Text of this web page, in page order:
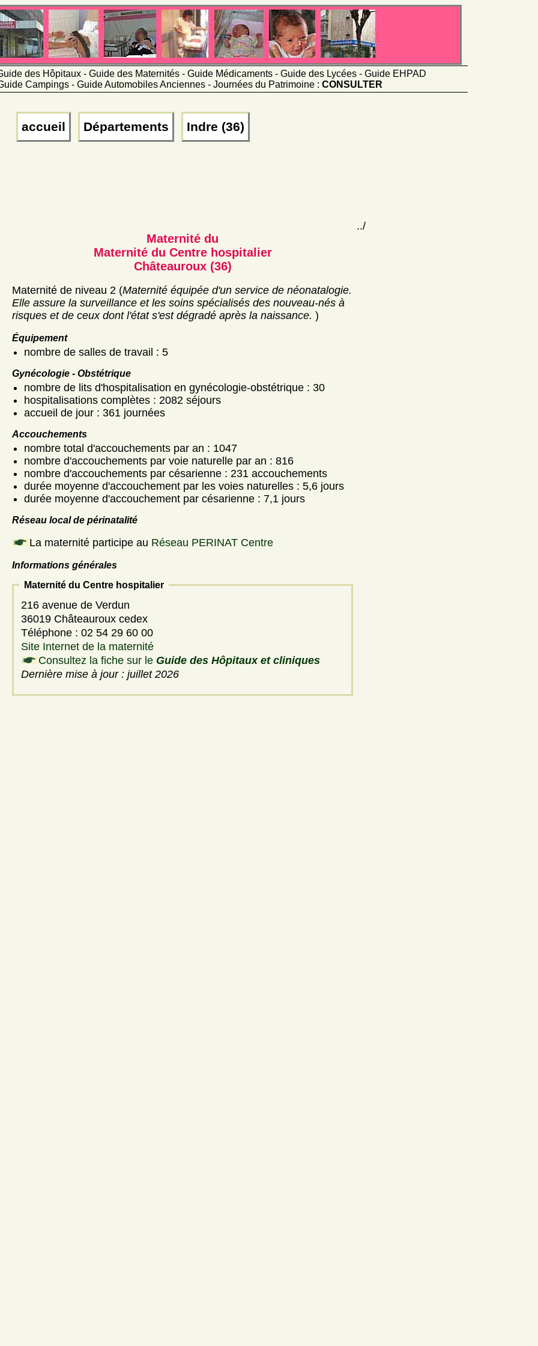
des Hôpitaux - Guide des Maternités - Guide Médicaments - Guide des Lycées - Guide EHPAD
Campings - Guide Automobiles Anciennes - Journées du Patrimoine : CONSULTER
accueil Départements Indre (36)
../
Maternité du
Maternité du Centre hospitalier
Châteauroux (36)
Maternité de niveau 2 (Maternité équipée d'un service de néonatalogie.
Elle assure la surveillance et les soins spécialisés des nouveau-nés à
risques et de ceux dont l'état s'est dégradé après la naissance. )
Équipement
nombre de salles de travail : 5
Gynécologie - Obstétrique
nombre de lits d'hospitalisation en gynécologie-obstétrique : 30
hospitalisations complètes : 2082 séjours
accueil de jour : 361 journées
Accouchements
nombre total d'accouchements par an : 1047
nombre d'accouchements par voie naturelle par an : 816
nombre d'accouchements par césarienne : 231 accouchements
durée moyenne d'accouchement par les voies naturelles : 5,6 jours
durée moyenne d'accouchement par césarienne : 7,1 jours
Réseau local de périnatalité
La maternité participe au Réseau PERINAT Centre
Informations générales
Maternité du Centre hospitalier
216 avenue de Verdun
36019 Châteauroux cedex
Téléphone : 02 54 29 60 00
Site Internet de la maternité
Consultez la fiche sur le Guide des Hôpitaux et cliniques
Dernière mise à jour : juillet 2026